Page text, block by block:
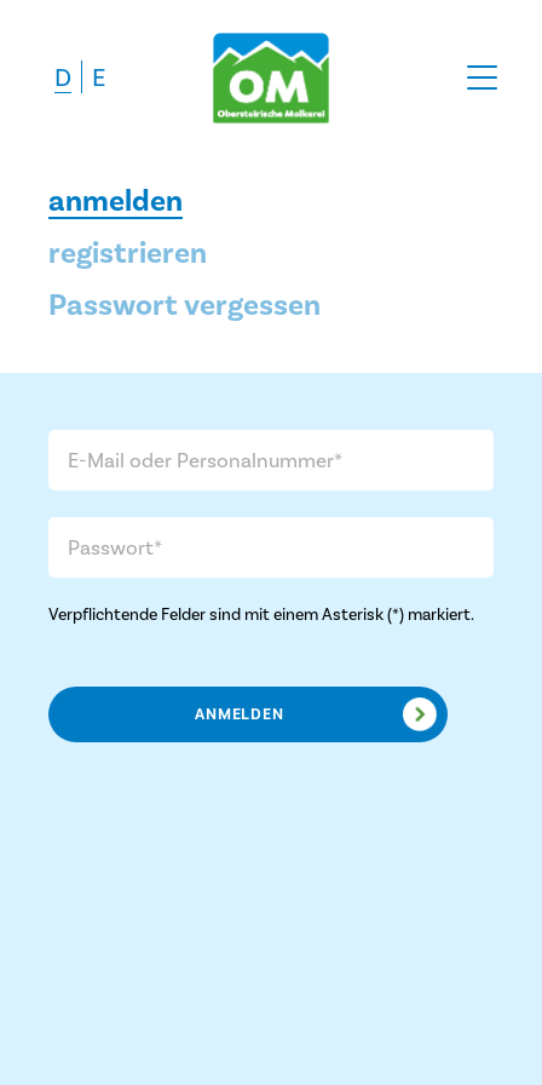
D E
anmelden
registrieren
Passwort vergessen
Verpflichtende Felder sind mit einem Asterisk (*) markiert.